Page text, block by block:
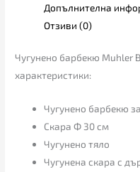
Допълнителна
Отзиви (0)
Чугунено барбекю Muhler
характеристики:
Чугунено барбекю
Скара Ф 30 см
Чугунено тяло
Чугунена скара с